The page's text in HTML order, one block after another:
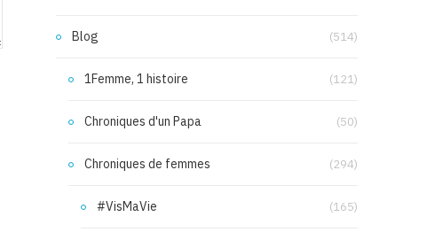
Blog (514)
1Femme, 1 histoire (121)
Chroniques d'un Papa (50)
Chroniques de femmes (294)
#VisMaVie (165)